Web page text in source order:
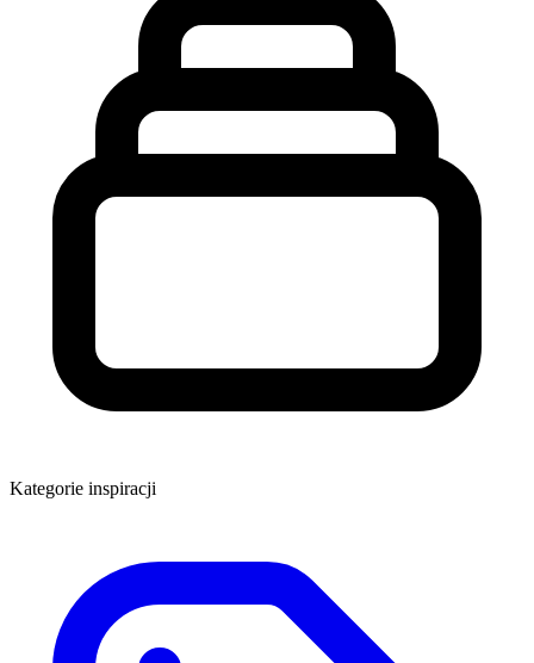
Kategorie inspiracji